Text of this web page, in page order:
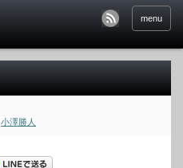
menu
小澤勝人